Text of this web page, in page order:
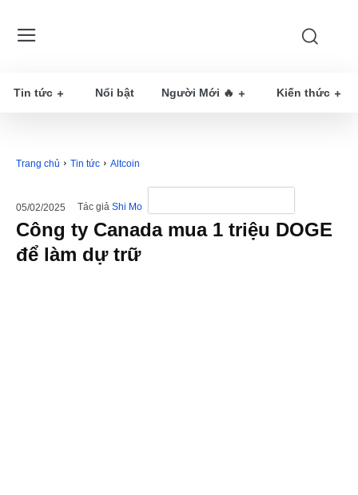
Tin tức Nổi bật Người Mới 🔥 Kiến thức
Trang chủ Tin tức Altcoin
05/02/2025 Tác giả Shi Mo
Công ty Canada mua 1 triệu DOGE
để làm dự trữ